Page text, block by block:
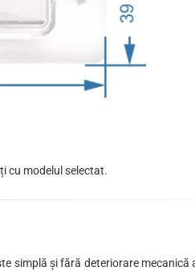
cu modelul selectat.
simplă și fără deteriorare mecanică